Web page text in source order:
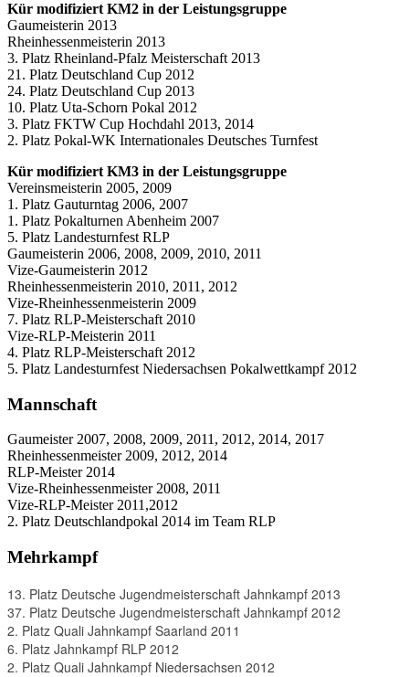
Kür modifiziert KM2 in der Leistungsgruppe
Gaumeisterin 2013
Rheinhessenmeisterin 2013
3. Platz Rheinland-Pfalz Meisterschaft 2013
21. Platz Deutschland Cup 2012
24. Platz Deutschland Cup 2013
10. Platz Uta-Schorn Pokal 2012
3. Platz FKTW Cup Hochdahl 2013, 2014
2. Platz Pokal-WK Internationales Deutsches Turnfest
Kür modifiziert KM3 in der Leistungsgruppe
Vereinsmeisterin 2005, 2009
1. Platz Gauturntag 2006, 2007
1. Platz Pokalturnen Abenheim 2007
5. Platz Landesturnfest RLP
Gaumeisterin 2006, 2008, 2009, 2010, 2011
Vize-Gaumeisterin 2012
Rheinhessenmeisterin 2010, 2011, 2012
Vize-Rheinhessenmeisterin 2009
7. Platz RLP-Meisterschaft 2010
Vize-RLP-Meisterin 2011
4. Platz RLP-Meisterschaft 2012
5. Platz Landesturnfest Niedersachsen Pokalwettkampf 2012
Mannschaft
Gaumeister 2007, 2008, 2009, 2011, 2012, 2014, 2017
Rheinhessenmeister 2009, 2012, 2014
RLP-Meister 2014
Vize-Rheinhessenmeister 2008, 2011
Vize-RLP-Meister 2011,2012
2. Platz Deutschlandpokal 2014 im Team RLP
Mehrkampf
13. Platz Deutsche Jugendmeisterschaft Jahnkampf 2013
37. Platz Deutsche Jugendmeisterschaft Jahnkampf 2012
2. Platz Quali Jahnkampf Saarland 2011
6. Platz Jahnkampf RLP 2012
2. Platz Quali Jahnkampf Niedersachsen 2012